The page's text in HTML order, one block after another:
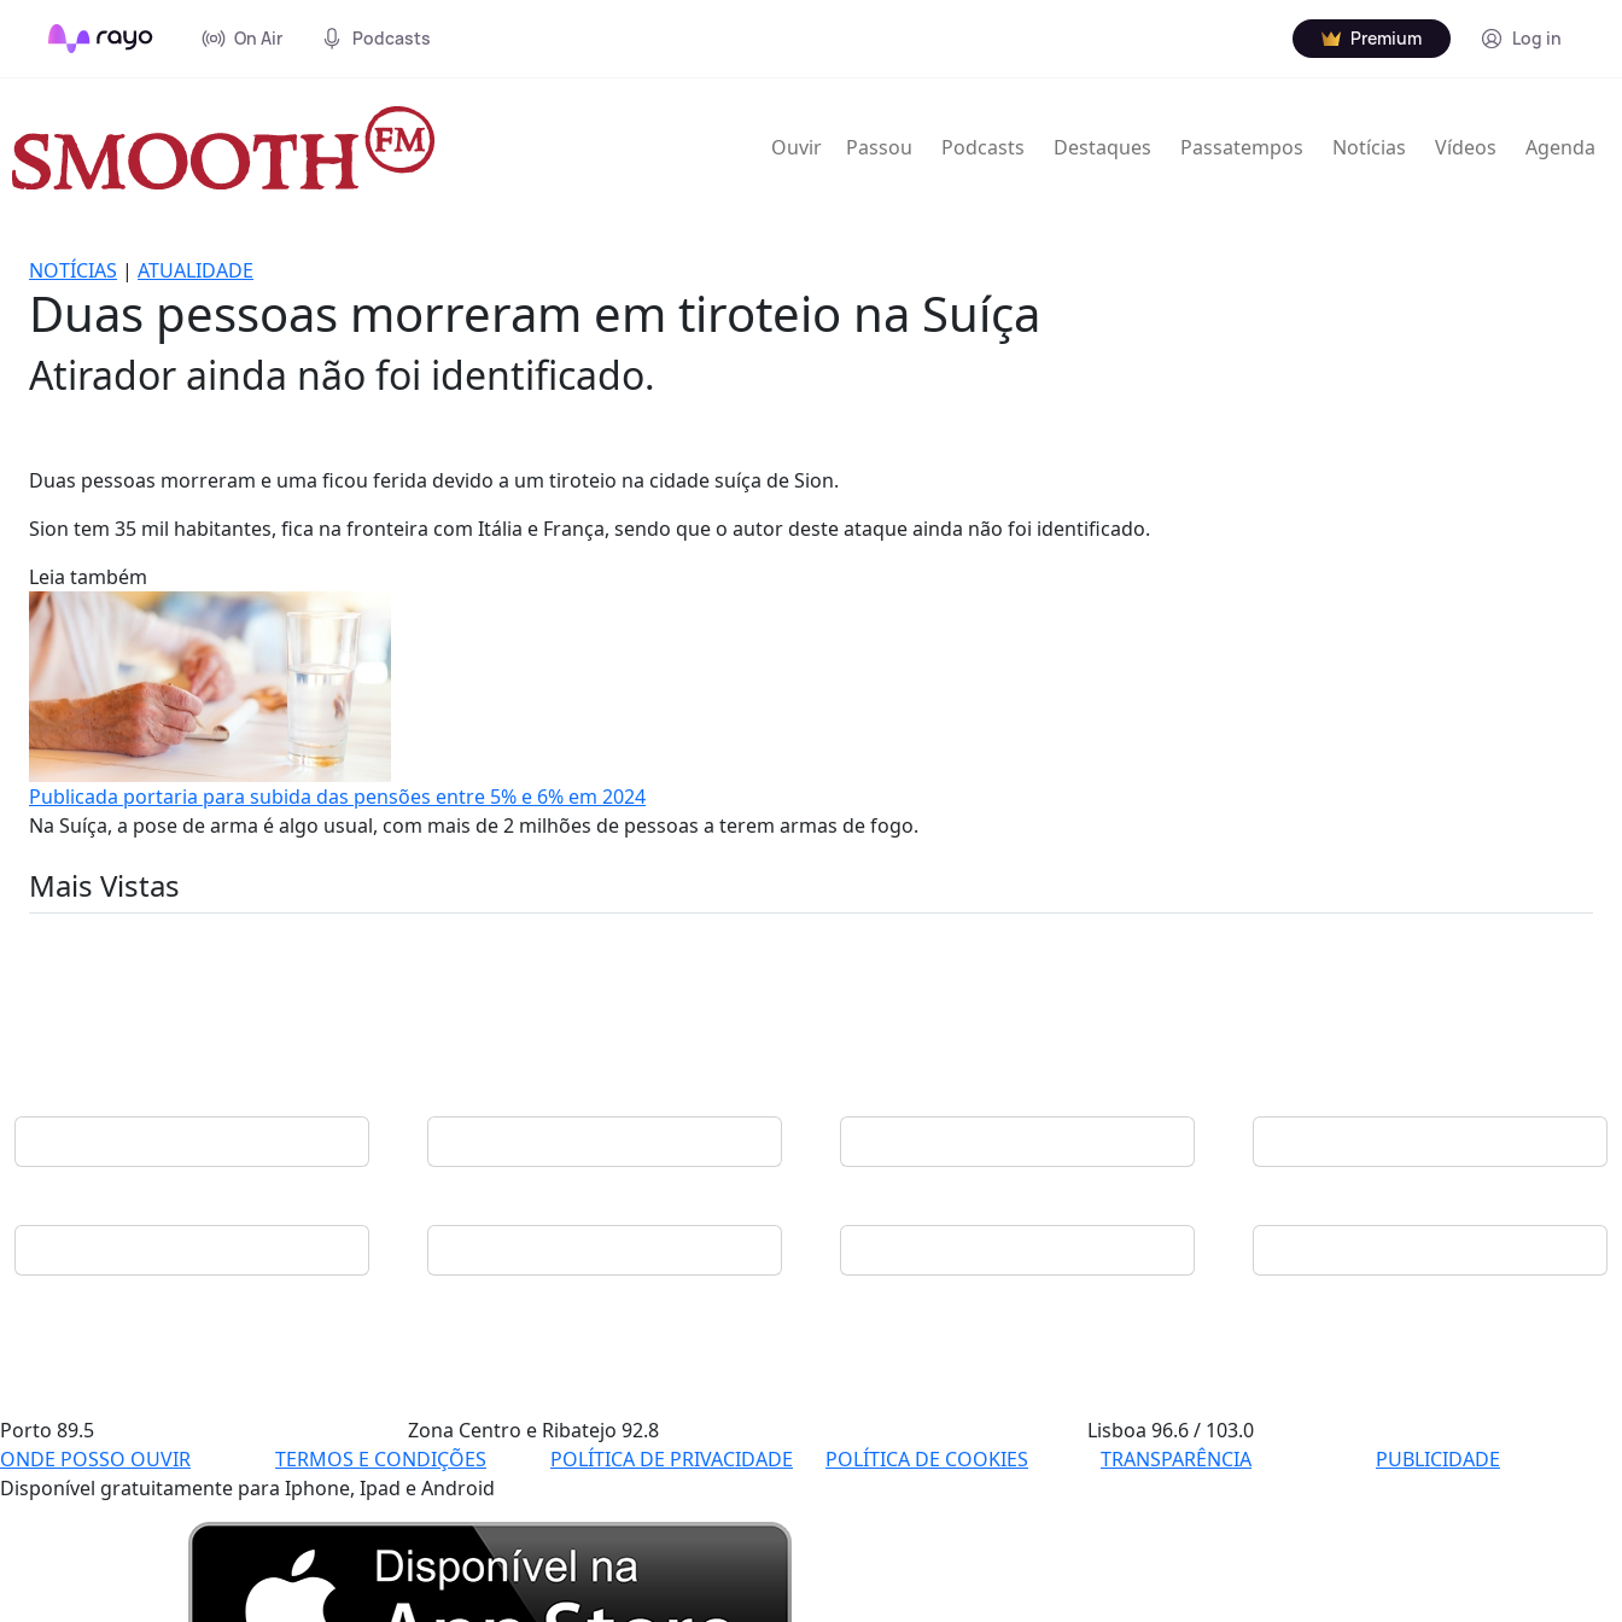
On Air Podcasts Premium Log in
Ouvir Passou Podcasts Destaques Passatempos Notícias Vídeos Agenda
NOTÍCIAS | ATUALIDADE
Duas pessoas morreram em tiroteio na Suíça
Atirador ainda não foi identificado.
Duas pessoas morreram e uma ficou ferida devido a um tiroteio na cidade suíça de Sion.
Sion tem 35 mil habitantes, fica na fronteira com Itália e França, sendo que o autor deste ataque ainda não foi identificado.
Leia também
Publicada portaria para subida das pensões entre 5% e 6% em 2024
Na Suíça, a pose de arma é algo usual, com mais de 2 milhões de pessoas a terem armas de fogo.
Mais Vistas
Porto 89.5 Zona Centro e Ribatejo 92.8 Lisboa96.6 / 103.0
ONDE POSSO OUVIR
TERMOS E CONDIÇÕES POLÍTICA DE PRIVACIDADE POLÍTICA DE COOKIES TRANSPARÊNCIA
PUBLICIDADE
Disponível gratuitamente para Iphone, Ipad e Android